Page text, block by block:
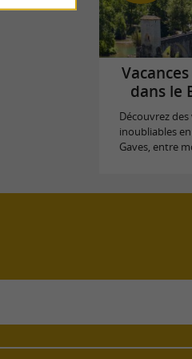
dans le
Découvrez
inoubliables
Gaves, entre